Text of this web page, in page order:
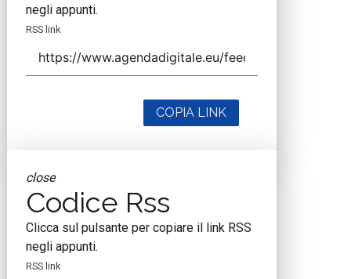
negli appunti.
RSS link
COPIA LINK
close
Codice Rss
Clicca sul pulsante per copiare il link RSS
negli appunti.
RSS link